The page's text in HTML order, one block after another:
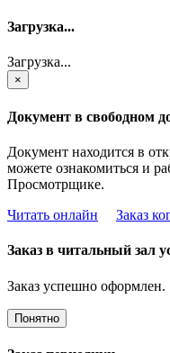
Загрузка...
Загрузка...
×
Документ в свободном
Документ находится в
можете ознакомиться и
Просмотрщике.
Читать онлайн
Заказ
Заказ в читальный зал
Заказ успешно оформлен.
Понятно